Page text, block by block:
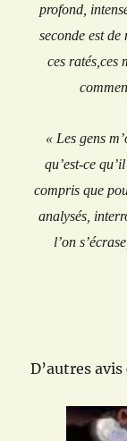
profond,
seconde est
ces ratés,ces
« Les gens
qu’est-ce
compris que
analysés,
l’on
D’autres